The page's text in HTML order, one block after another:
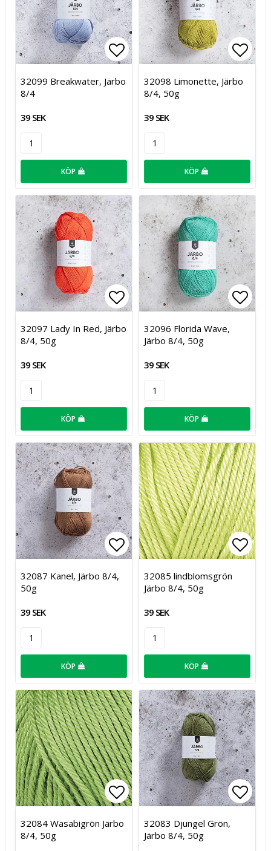
Lägg till i favoritlistan
32099 Breakwater, Järbo
8/4
39 SEK
KÖP
32098 Limonette, Järbo
8/4, 50g
39 SEK
KÖP
Lägg till i favoritlistan
32097 Lady In Red, Järbo
8/4, 50g
39 SEK
KÖP
32096 Florida Wave,
Järbo 8/4, 50g
39 SEK
KÖP
Lägg till i favoritlistan
32087 Kanel, Järbo 8/4,
50g
39 SEK
KÖP
32085 lindblomsgrön
Järbo 8/4, 50g
39 SEK
KÖP
Lägg till i favoritlistan
32084 Wasabigrön Järbo
8/4, 50g
32083 Djungel Grön,
Järbo 8/4, 50g